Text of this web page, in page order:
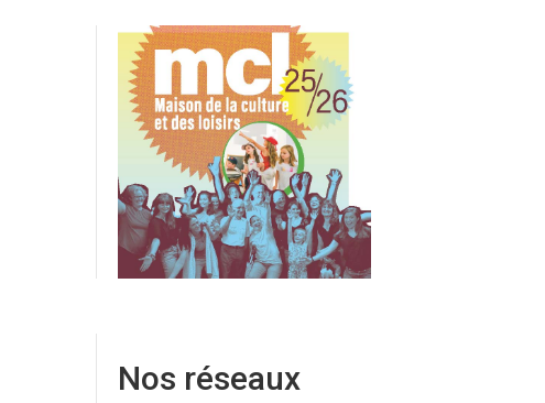
Nos réseaux